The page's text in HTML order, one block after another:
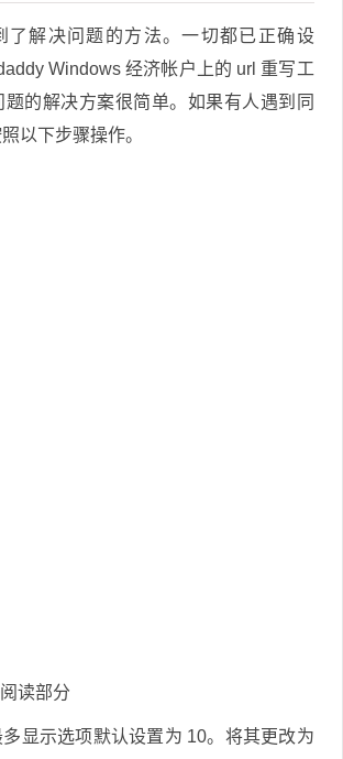
了解决问题的方法。一切都已正确设
Windows 经济帐户上的 url 重写工
的解决方案很简单。如果有人遇到同
以下步骤操作。
读部分
显示选项默认设置为 10。将其更改为